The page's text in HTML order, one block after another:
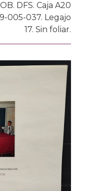
DFS. Caja A20
005-037. Legajo
17. Sin foliar.